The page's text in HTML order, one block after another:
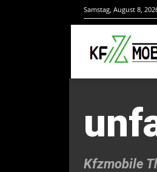
Samstag, August 8,
Kfzmobile